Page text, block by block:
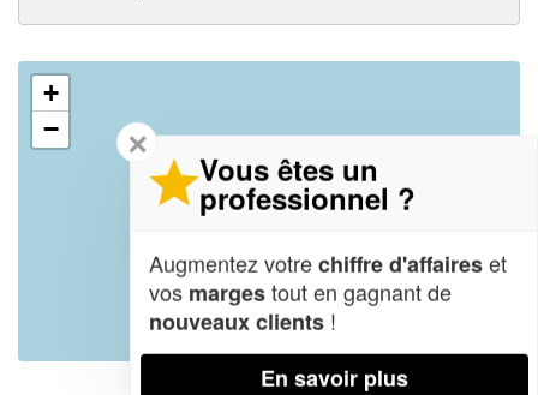
+
−
Leaflet| Map data ©OpenStreetMap contributors,CC-BY-SA
✕
Vous êtes un
professionnel ?
Augmentez votrechiffre d'affaireset
vos margestout en gagnant de
nouveaux clients !
En savoir plus